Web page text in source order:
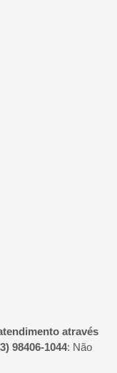
através
98406-1044: Não